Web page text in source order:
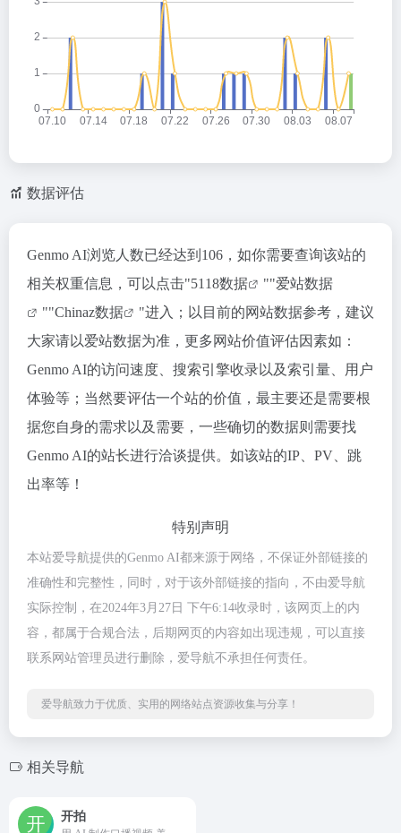
数据评估
Genmo AI浏览人数已经达到106，如你需要查询该站的
相关权重信息，可以点击"5118数据 ""爱站数据
""Chinaz数据
"进入；以目前的网站数据参考，建议
大家请以爱站数据为准，更多网站价值评估因素如：
Genmo AI的访问速度、搜索引擎收录以及索引量、用户
体验等；当然要评估一个站的价值，最主要还是需要根
据您自身的需求以及需要，一些确切的数据则需要找
Genmo AI的站长进行洽谈提供。如该站的IP、PV、跳
出率等！
特别声明
本站爱导航提供的Genmo AI都来源于网络，不保证外部链接的
准确性和完整性，同时，对于该外部链接的指向，不由爱导航
实际控制，在2024年3月27日 下午6:14收录时，该网页上的内
容，都属于合规合法，后期网页的内容如出现违规，可以直接
联系网站管理员进行删除，爱导航不承担任何责任。
爱导航致力于优质、实用的网络站点资源收集与分享！
相关导航
开拍